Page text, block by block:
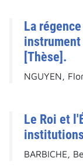
La
[Thèse].
NGUYEN,
Le Roi et
BARBICHE,